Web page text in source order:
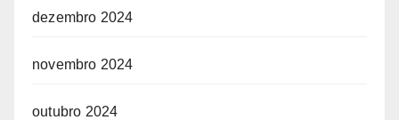
dezembro 2024
novembro 2024
outubro 2024